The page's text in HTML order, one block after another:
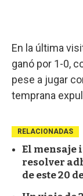
En la última
ganó por 1-0,
pese a jugar
temprana
RELACIONADAS
El mensaje
resolver
de este 20